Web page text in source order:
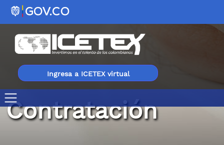
Ingresa a ICETEX virtual
2020-0533
Contratación